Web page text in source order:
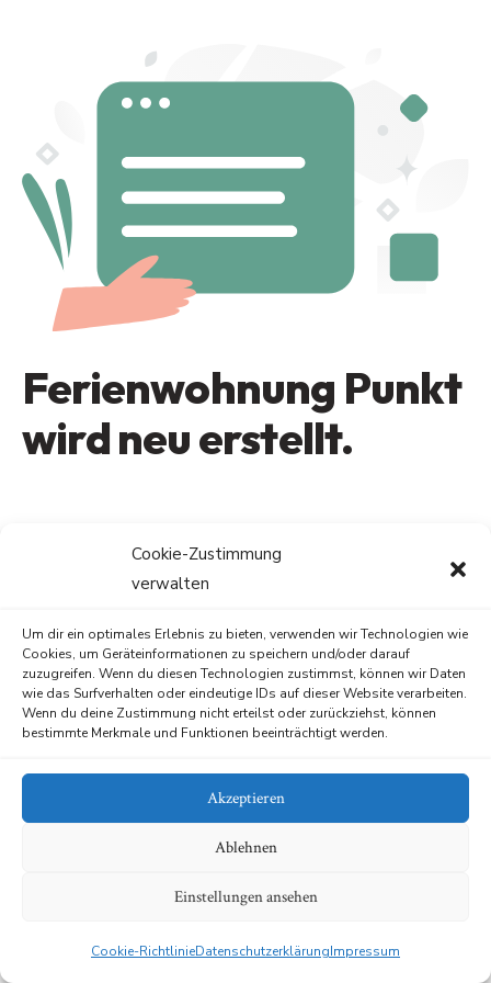
Cookie-Zustimmung
verwalten
Um dir ein optimales Erlebnis zu bieten, verwenden wir Technologien wie
Cookies, um Geräteinformationen zu speichern und/oder darauf
zuzugreifen. Wenn du diesen Technologien zustimmst, können wir Daten
wie das Surfverhalten oder eindeutige IDs auf dieser Website verarbeiten.
Wenn du deine Zustimmung nicht erteilst oder zurückziehst, können
bestimmte Merkmale und Funktionen beeinträchtigt werden.
Akzeptieren
Ablehnen
Einstellungen ansehen
Cookie-RichtlinieDatenschutzerklärungImpressum
Ferienwohnung Punkt
wird neu erstellt.
Day
0
Hour Minute Second